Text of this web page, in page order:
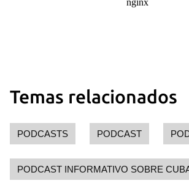
Temas relacionados
PODCASTS PODCAST
PODCAST INFORMATIVO SOBRE